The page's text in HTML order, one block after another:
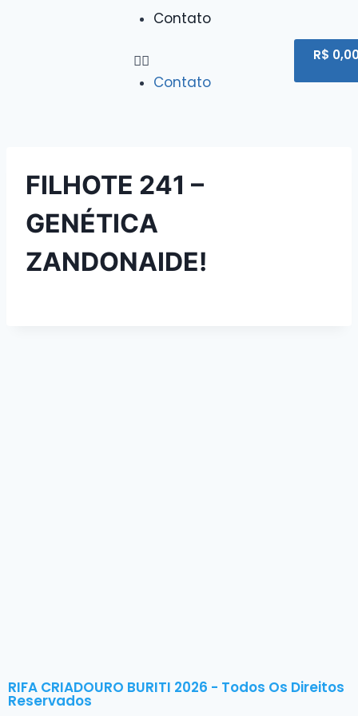
Contato
Contato
R$
FILHOTE 241 –
GENÉTICA
ZANDONAIDE!
RIFA CRIADOURO BURITI 2026 - Todos Os Direitos
Reservados